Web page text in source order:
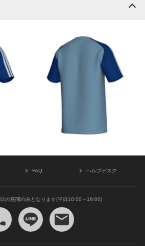
FAQ ヘルプデスク
の昼間のみとなります(平日10:00～19:00)